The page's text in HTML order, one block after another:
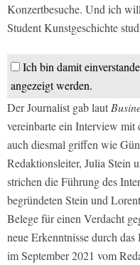
Konzertbesuche. Und ich
Student Kunstgeschichte
Ich bin damit
angezeigt werden.
Der Journalist gab laut
vereinbarte ein Interview mit
auch diesmal griffen wie
Redaktionsleiter, Julia Stein
strichen die Führung des
begründeten Stein und
Belege für einen Verdacht
neue Erkenntnisse durch
im September 2021 vom